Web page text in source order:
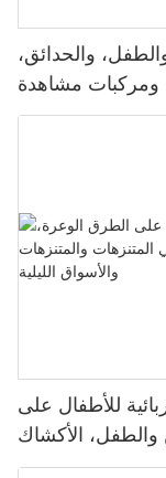
والحدائق،
ومركبات مشاهدة
والإضاءة
للأطفال على
والطفل، الأكشاك
والأسواق الليلية